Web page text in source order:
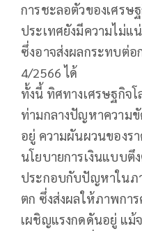
การชะลอตัวของเศรษ
ประเทศยังมีความไม่แ
ซึ่งอาจส่งผลกระทบต่อ
4/2566 ได้
ทั้งนี้ ทิศทางเศรษฐกิจ
ท่ามกลางปัญหาความ
อยู่ ความผันผวนของร
นโยบายการเงินแบบตึ
ประกอบกับปัญหาในภ
ตก ซึ่งส่งผลให้ภาพกา
เผชิญแรงกดดันอยู่ แม้